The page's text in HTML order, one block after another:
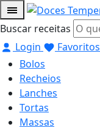
Buscar receitas
Login
Favoritos
Bolos
Recheios
Lanches
Tortas
Massas